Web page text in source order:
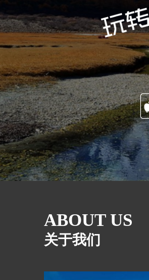
ABOUT US
关于我们